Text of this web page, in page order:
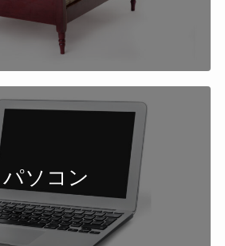
パソコン